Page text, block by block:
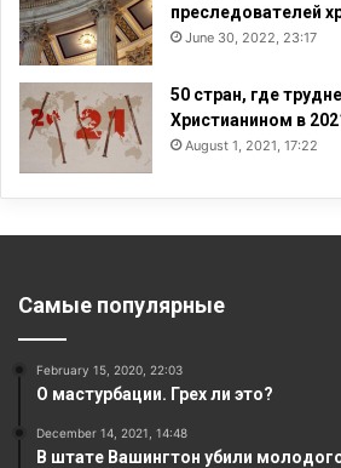
преследователей
June 30, 2022, 23:17
50 стран, где
Христианином в
August 1, 2021, 17:22
Самые популярные
February 15, 2020, 22:03
О мастурбации. Грех ли это?
December 14, 2021, 14:48
В штате Вашингтон убили